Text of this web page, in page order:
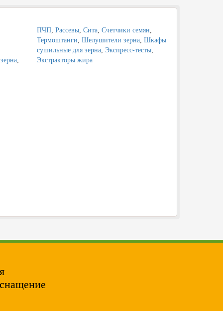
,
ПЧП, Рассевы, Сита, Счетчики семян
Термоштанги Шелушители зерна, Шкафы
сушильные для зерна, Экспресс-тесты,
Экстракторы жира